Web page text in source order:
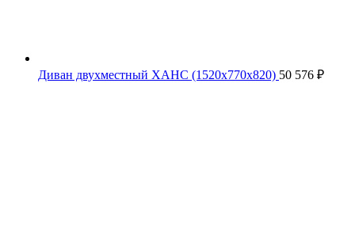
Диван двухместный ХАНС (1520х770х820) 50 576 ₽